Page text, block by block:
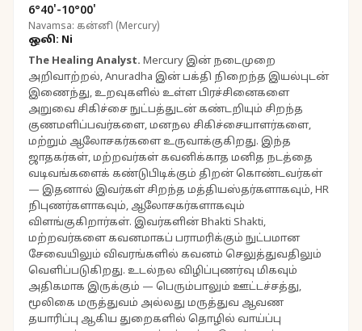
6°40'-10°00'
Navamsa: கன்னி (Mercury)
ஒலி: Ni
The Healing Analyst. Mercury இன் நடைமுறை
அறிவாற்றல், Anuradha இன் பக்தி நிறைந்த இயல்புடன்
இணைந்து, உறவுகளில் உள்ள பிரச்சினைகளை
அறுவை சிகிச்சை நுட்பத்துடன் கண்டறியும் சிறந்த
குணமளிப்பவர்களை, மனநல சிகிச்சையாளர்களை,
மற்றும் ஆலோசகர்களை உருவாக்குகிறது. இந்த
ஜாதகர்கள், மற்றவர்கள் கவனிக்காத மனித நடத்தை
வடிவங்களைக் கண்டுபிடிக்கும் திறன் கொண்டவர்கள்
— இதனால் இவர்கள் சிறந்த மத்தியஸ்தர்களாகவும், HR
நிபுணர்களாகவும், ஆலோசகர்களாகவும்
விளங்குகிறார்கள். இவர்களின் Bhakti Shakti,
மற்றவர்களை கவனமாகப் பராமரிக்கும் நுட்பமான
சேவையிலும் விவரங்களில் கவனம் செலுத்துவதிலும்
வெளிப்படுகிறது. உடல்நல விழிப்புணர்வு மிகவும்
அதிகமாக இருக்கும் — பெரும்பாலும் ஊட்டச்சத்து,
மூலிகை மருத்துவம் அல்லது மருத்துவ ஆவண
தயாரிப்பு ஆகிய துறைகளில் தொழில் வாய்ப்பு